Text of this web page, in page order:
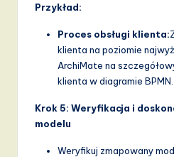
Przykład:
Proces obsługi klienta:
klienta na poziomie
ArchiMate na
klienta w diagramie BPMN.
Krok 5: Weryfikacja i
modelu
Weryfikuj zmapowany